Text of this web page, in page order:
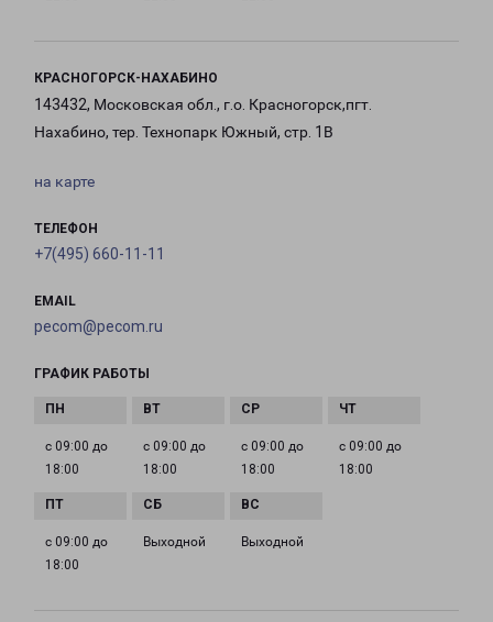
КРАСНОГОРСК-НАХАБИНО
143432, Московская обл., г.о. Красногорск,пгт.
Нахабино, тер. Технопарк Южный, стр. 1В
на карте
ТЕЛЕФОН
+7(495) 660-11-11
EMAIL
pecom@pecom.ru
ГРАФИК РАБОТЫ
с 09:00 до
18:00
с 09:00 до
18:00
с 09:00 до
18:00
с 09:00 до
18:00
с 09:00 до
18:00
Выходной Выходной